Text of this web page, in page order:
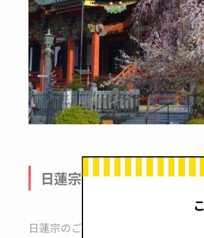
日蓮宗のご本尊様
日蓮宗のご本尊様は「久遠実成（